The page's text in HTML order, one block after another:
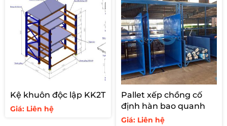
Kệ khuôn độc lập KK2T
Giá: Liên hệ
Pallet xếp chồng cố
định hàn bao quanh
Giá: Liên hệ